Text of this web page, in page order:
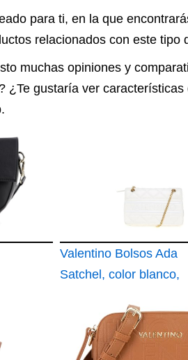
para ti, en la que
relacionados con este tipo
muchas opiniones y
¿Te gustaría ver características
Valentino Bolsos Ada
Satchel, color blanco,